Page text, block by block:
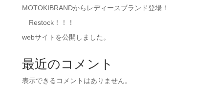
MOTOKIBRANDからレディースブランド登場！
Restock！！！
webサイトを公開しました。
最近のコメント
表示できるコメントはありません。